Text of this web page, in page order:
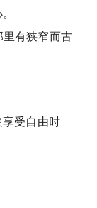
有狭窄而古
受自由时